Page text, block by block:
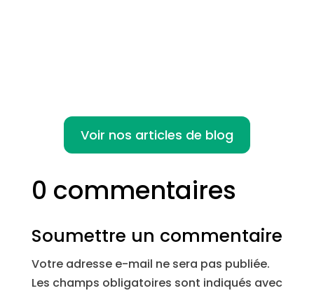
Voir nos articles de blog
0 commentaires
Soumettre un commentaire
Votre adresse e-mail ne sera pas publiée.
Les champs obligatoires sont indiqués avec